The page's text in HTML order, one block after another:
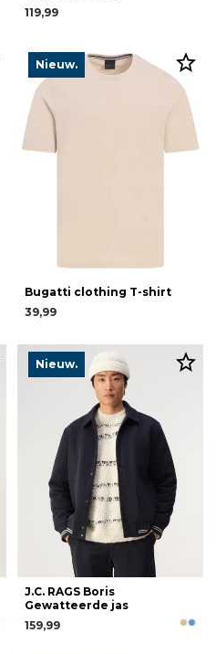
119,99
Nieuw.
Bugatti clothing T-shirt
39,99
Nieuw.
J.C. RAGS Boris
Gewatteerde jas
159,99